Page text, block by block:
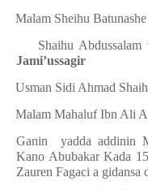
Malam Sheihu
Shaihu
Jami’ussagir
Usman Sidi Ahmad
Malam Mahaluf Ibn Ali
Ganin
yadda addinin
Kano Abubakar Kada
Zauren Fagaci a